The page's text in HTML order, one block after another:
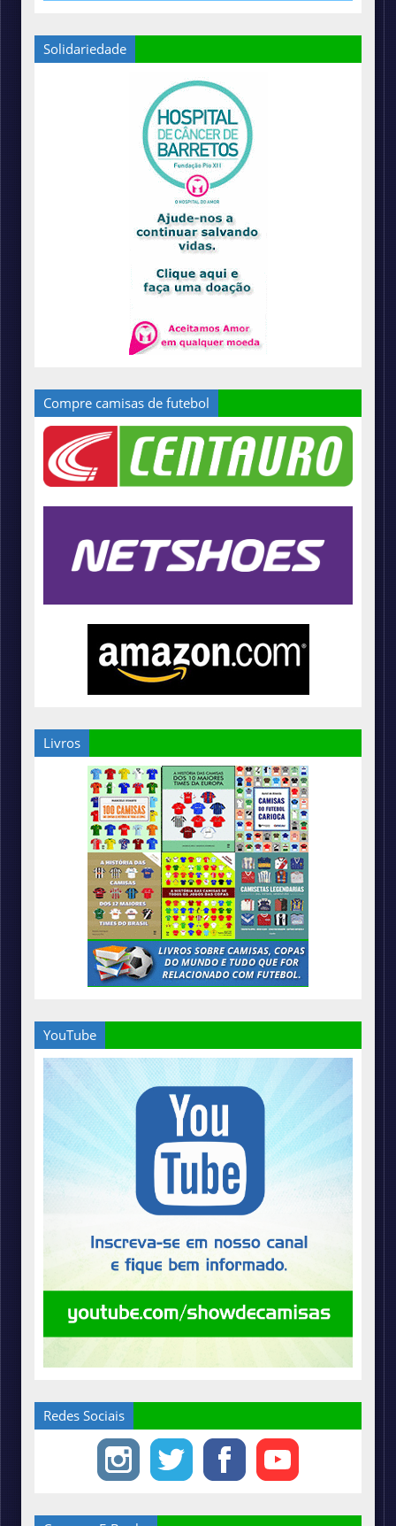
Solidariedade
Compre camisas de futebol
Livros
YouTube
Redes Sociais